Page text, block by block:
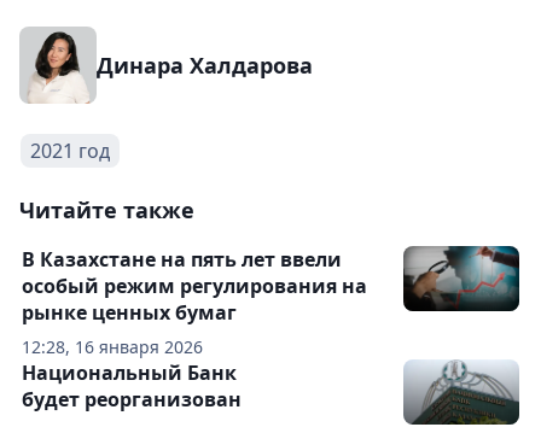
Динара Халдарова
2021 год
Читайте также
12:28, 16 января 2026
В Казахстане на пять лет ввели
особый режим регулирования на
рынке ценных бумаг
Национальный Банк
будет реорганизован